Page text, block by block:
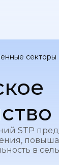
секторы
STP
в